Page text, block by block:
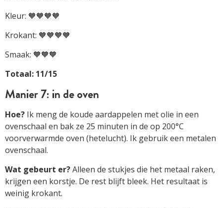
Kleur: 🧡🧡🧡🧡
Krokant: 🧡🧡🧡🧡
Smaak: 🧡🧡🧡
Totaal: 11/15
Manier 7: in de oven
Hoe? Ik meng de koude aardappelen met olie in een
ovenschaal en bak ze 25 minuten in de op 200°C
voorverwarmde oven (hetelucht). Ik gebruik een metalen
ovenschaal.
Wat gebeurt er?Alleen de stukjes die het metaal raken,
krijgen een korstje. De rest blijft bleek. Het resultaat is
weinig krokant.